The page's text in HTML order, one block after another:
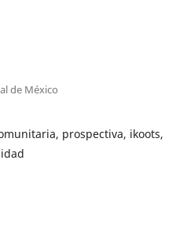
de México
prospectiva, ikoots,